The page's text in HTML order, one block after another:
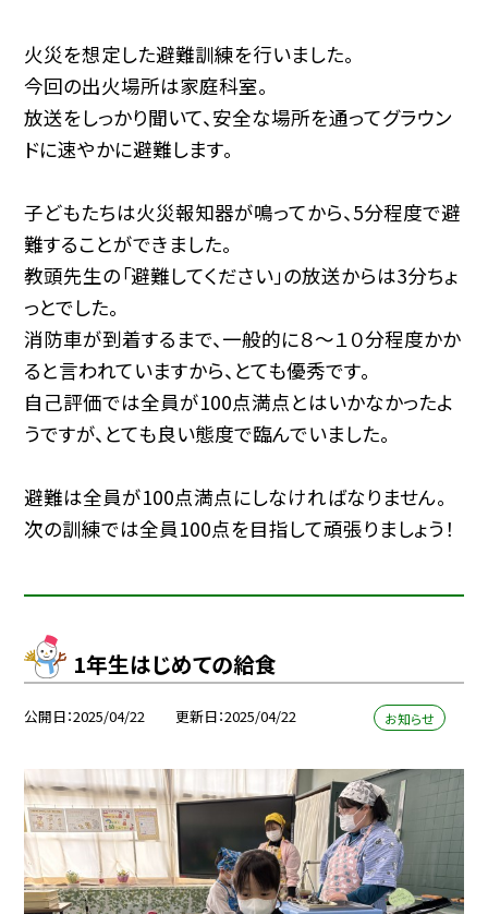
火災を想定した避難訓練を行いました。
今回の出火場所は家庭科室。
放送をしっかり聞いて、安全な場所を通ってグラウン
ドに速やかに避難します。
子どもたちは火災報知器が鳴ってから、5分程度で避
難することができました。
教頭先生の「避難してください」の放送からは3分ちょ
っとでした。
消防車が到着するまで、一般的に８～１０分程度かか
ると言われていますから、とても優秀です。
自己評価では全員が100点満点とはいかなかったよ
うですが、とても良い態度で臨んでいました。
避難は全員が100点満点にしなければなりません。
次の訓練では全員100点を目指して頑張りましょう！
1年生はじめての給食
公開日 2025/04/22 更新日 2025/04/22 お知らせ